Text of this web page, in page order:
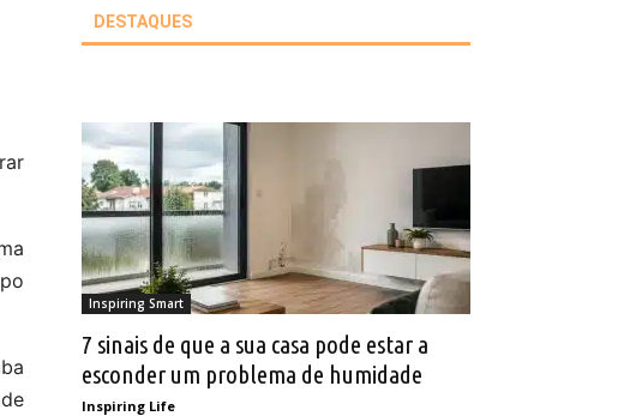
DESTAQUES
Inspiring Smart
7 sinais de que a sua casa pode estar a
esconder um problema de humidade
Inspiring Life